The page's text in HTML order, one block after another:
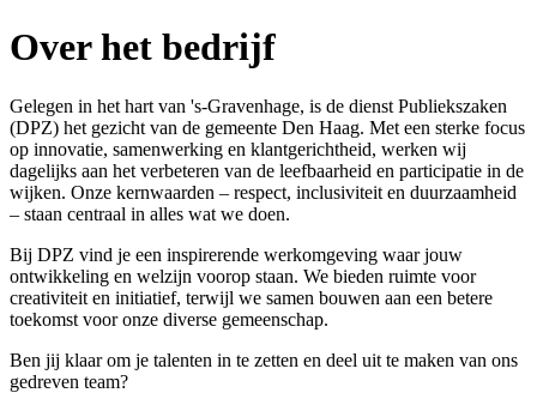
Over het bedrijf
Gelegen in het hart van 's-Gravenhage, is de dienst Publiekszaken
(DPZ) het gezicht van de gemeente Den Haag. Met een sterke focus
op innovatie, samenwerking en klantgerichtheid, werken wij
dagelijks aan het verbeteren van de leefbaarheid en participatie in de
wijken. Onze kernwaarden – respect, inclusiviteit en duurzaamheid
– staan centraal in alles wat we doen.
Bij DPZ vind je een inspirerende werkomgeving waar jouw
ontwikkeling en welzijn voorop staan. We bieden ruimte voor
creativiteit en initiatief, terwijl we samen bouwen aan een betere
toekomst voor onze diverse gemeenschap.
Ben jij klaar om je talenten in te zetten en deel uit te maken van ons
gedreven team?